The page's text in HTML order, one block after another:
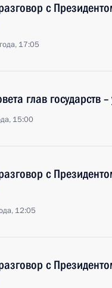
с
17:05
глав государств
15:00
с
12:05
с